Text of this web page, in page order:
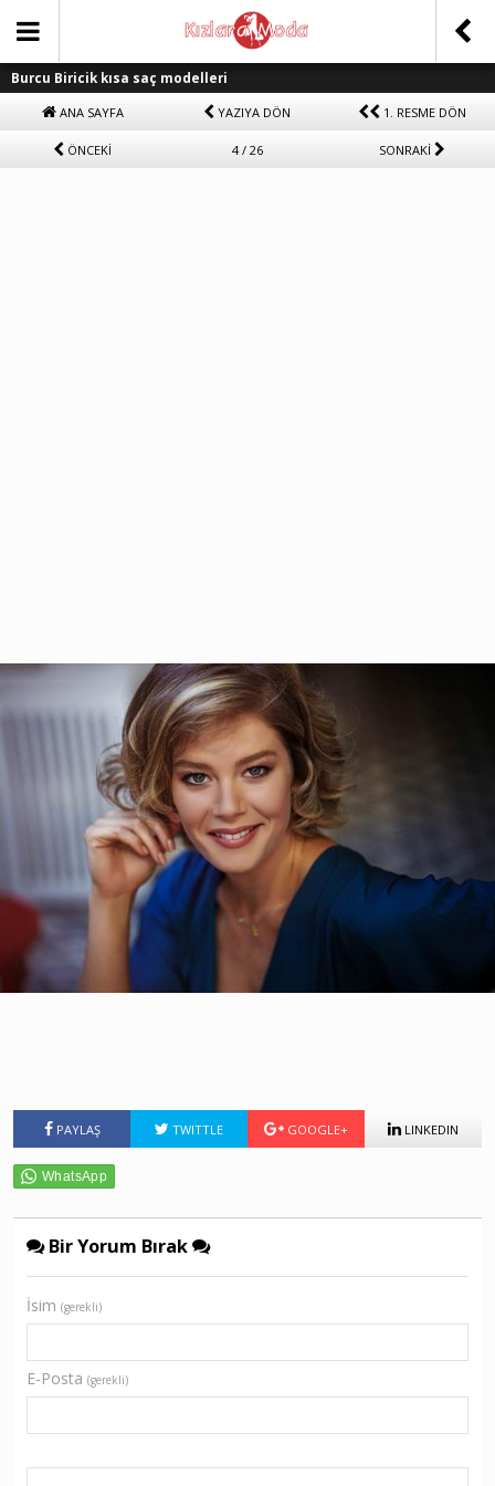
Burcu Biricik kısa saç modelleri
ANA SAYFA YAZIYA DÖN 1. RESME DÖN
ÖNCEKİ 4 / 26 SONRAKİ
PAYLAŞ TWITTLE GOOGLE+ LINKEDIN
Bir Yorum Bırak
İsim (gerekli)
E-Posta (gerekli)